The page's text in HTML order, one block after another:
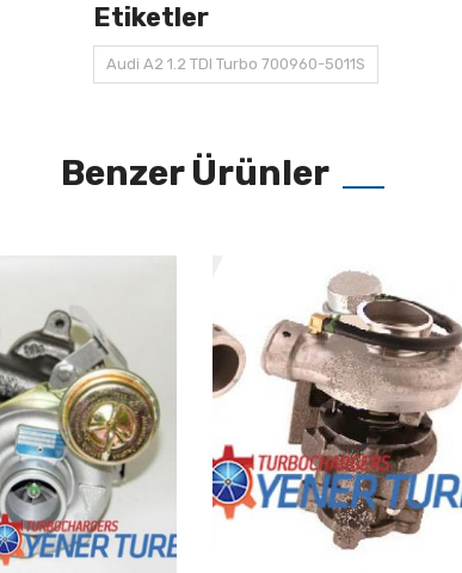
Etiketler
Audi A2 1.2 TDI Turbo 700960-5011S
Benzer Ürünler